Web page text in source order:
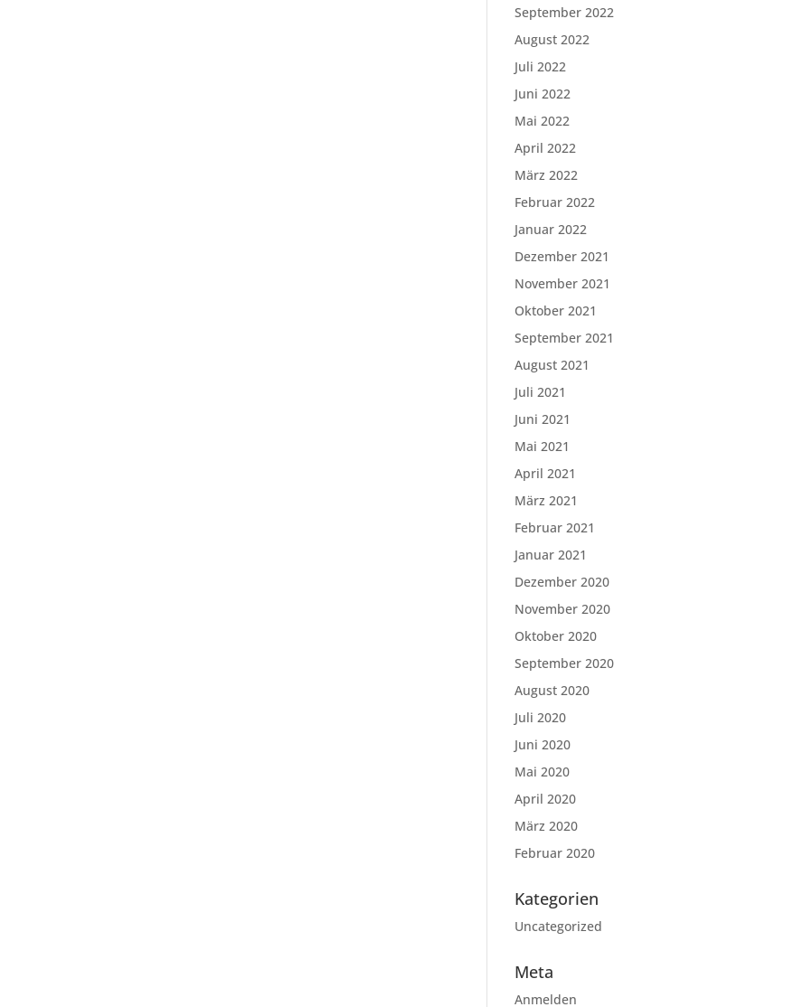
September 2022
August 2022
Juli 2022
Juni 2022
Mai 2022
April 2022
März 2022
Februar 2022
Januar 2022
Dezember 2021
November 2021
Oktober 2021
September 2021
August 2021
Juli 2021
Juni 2021
Mai 2021
April 2021
März 2021
Februar 2021
Januar 2021
Dezember 2020
November 2020
Oktober 2020
September 2020
August 2020
Juli 2020
Juni 2020
Mai 2020
April 2020
März 2020
Februar 2020
Kategorien
Uncategorized
Meta
Anmelden